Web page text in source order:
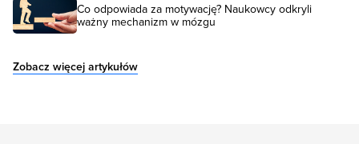
Co odpowiada za motywację? Naukowcy odkryli
ważny mechanizm w mózgu
Zobacz więcej artykułów